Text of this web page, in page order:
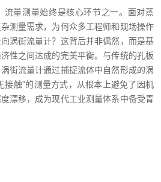
流量测量始终是核心环节之一。面对蒸
测量需求，为何众多工程师和现场操作
涡街流量计？这背后并非偶然，而是基
性之间达成的完美平衡。与传统的孔板
街流量计通过捕捉流体中自然形成的涡
接触”的测量方式，从根本上避免了因机
漂移，成为现代工业测量体系中备受青